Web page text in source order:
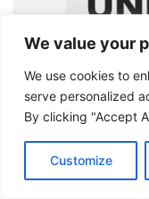
We value your
We use cookies to
serve personalized
By clicking "Accept
Customize